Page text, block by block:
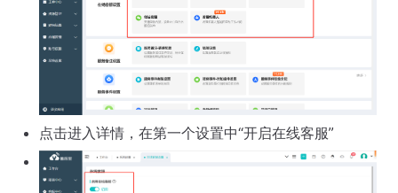
点击进入详情，在第一个设置中“开启在线客服”